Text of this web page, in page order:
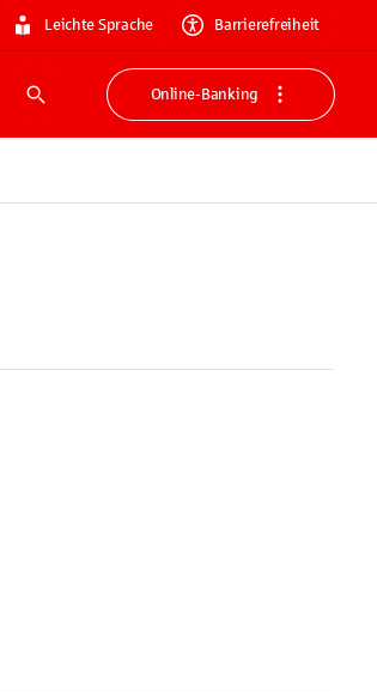
Leichte Sprache Barrierefreiheit
Suche
Online-Banking